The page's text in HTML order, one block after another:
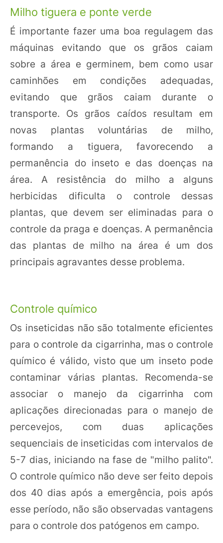
Milho tiguera e ponte verde
É importante fazer uma boa regulagem das
máquinas evitando que os grãos caiam
sobre a área e germinem, bem como usar
caminhões em condições adequadas,
evitando que grãos caiam durante o
transporte. Os grãos caídos resultam em
novas plantas voluntárias de milho,
formando a tiguera, favorecendo a
permanência do inseto e das doenças na
área. A resistência do milho a alguns
herbicidas dificulta o controle dessas
plantas, que devem ser eliminadas para o
controle da praga e doenças. A permanência
das plantas de milho na área é um dos
principais agravantes desse problema.
Controle químico
Os inseticidas não são totalmente eficientes
para o controle da cigarrinha, mas o controle
químico é válido, visto que um inseto pode
contaminar várias plantas. Recomenda-se
associar o manejo da cigarrinha com
aplicações direcionadas para o manejo de
percevejos, com duas aplicações
sequenciais de inseticidas com intervalos de
5-7 dias, iniciando na fase de "milho palito".
O controle químico não deve ser feito depois
dos 40 dias após a emergência, pois após
esse período, não são observadas vantagens
para o controle dos patógenos em campo.